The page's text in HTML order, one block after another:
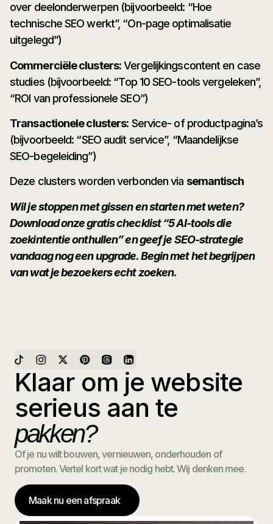
over deelonderwerpen (bijvoorbeeld: “Hoe
technische SEO werkt”, “On-page optimalisatie
uitgelegd”)
Commerciële clusters:Vergelijkingscontent en case
studies (bijvoorbeeld: “Top 10 SEO-tools vergeleken”,
“ROI van professionele SEO”)
Transactionele clusters: Service- of productpagina’s
(bijvoorbeeld: “SEO audit service”, “Maandelijkse
SEO-begeleiding”)
Deze clusters worden verbonden via semantisch
Wil je stoppen met gissen en starten met weten?
Download onze gratis checklist “5 AI-tools die
zoekintentie onthullen” en geef je SEO-strategie
vandaag nog een upgrade. Begin met het begrijpen
van wat je bezoekers echt zoeken.
Klaar om je website
serieus aan te
pakken?
Of je nu wilt bouwen, vernieuwen, onderhouden of
promoten. Vertel kort wat je nodig hebt. Wij denken mee.
Maak nu een afspraak